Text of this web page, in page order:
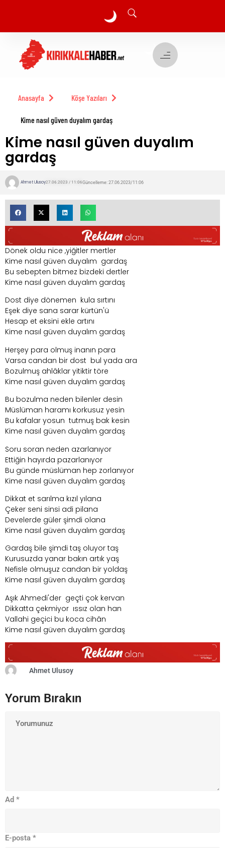
🌙
🌙
Anasayfa Köşe Yazıları
Kime nasıl güven duyalım gardaş
Kime nasıl güven duyalım
gardaş
Ahmet Ulusoy27.06.2023 / 11:06Güncelleme: 27.06.2023/11:06
Dönek oldu nice ,yiğitler mertler
Kime nasıl güven duyalım gardaş
Bu sebepten bitmez bizdeki dertler
Kime nasıl güven duyalım gardaş
Dost diye dönemen kula sırtını
Eşek diye sana sarar kürtün'ü
Hesap et eksini ekle artını
Kime nasıl güven duyalım gardaş
Herşey para olmuş inanın para
Varsa candan bir dost bul yada ara
Bozulmuş ahlâklar yitiktir töre
Kime nasıl güven duyalım gardaş
Bu bozulma neden bilenler desin
Müslüman haramı korkusuz yesin
Bu kafalar yosun tutmuş bak kesin
Kime nasıl güven duyalım gardaş
Soru soran neden azarlanıyor
Ettiğin hayırda pazarlanıyor
Bu günde müslüman hep zorlanıyor
Kime nasıl güven duyalım gardaş
Dikkat et sarılma kızıl yılana
Çeker seni sinsi adi pilana
Develerde güler şimdi olana
Kime nasıl güven duyalım gardaş
Gardaş bile şimdi taş oluyor taş
Kurusuzda yanar bakın artık yaş
Nefisle olmuşuz candan bir yoldaş
Kime nasıl güven duyalım gardaş
Aşık Ahmedi'der geçti çok kervan
Dikkatta çekmiyor ıssız olan han
Vallahi geçici bu koca cihân
Kime nasıl güven duyalım gardaş
Ahmet Ulusoy
Yorum Bırakın
Ad *
E-posta *